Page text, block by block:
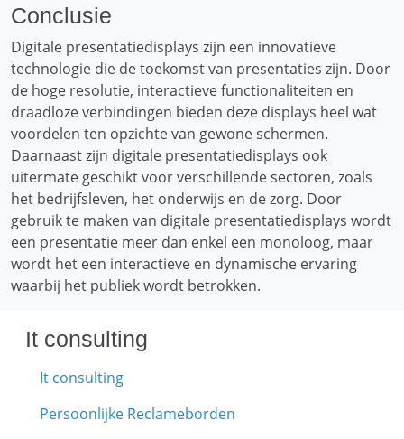
Conclusie
Digitale presentatiedisplays zijn een innovatieve
technologie die de toekomst van presentaties zijn. Door
de hoge resolutie, interactieve functionaliteiten en
draadloze verbindingen bieden deze displays heel wat
voordelen ten opzichte van gewone schermen.
Daarnaast zijn digitale presentatiedisplays ook
uitermate geschikt voor verschillende sectoren, zoals
het bedrijfsleven, het onderwijs en de zorg. Door
gebruik te maken van digitale presentatiedisplays wordt
een presentatie meer dan enkel een monoloog, maar
wordt het een interactieve en dynamische ervaring
waarbij het publiek wordt betrokken.
It consulting
It consulting
Persoonlijke Reclameborden